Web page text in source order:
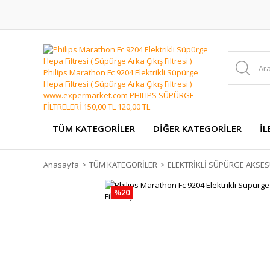
TÜM KATEGORİLER DİĞER KATEGORİLER
Anasayfa TÜM KATEGORİLER ELEKTRİKLİ SÜPÜRGE
%20